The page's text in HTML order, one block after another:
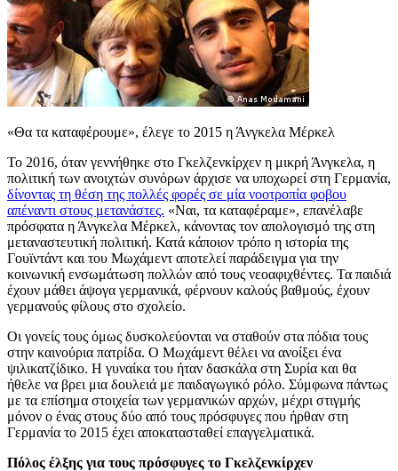
«Θα τα καταφέρουμε», έλεγε το 2015 η Άνγκελα Μέρκελ
Το 2016, όταν γεννήθηκε στο Γκελζενκίρχεν η μικρή Άνγκελα, η
πολιτική των ανοιχτών συνόρων άρχισε να υποχωρεί στη Γερμανία,
δίνοντας τη θέση της πολλές φορές σε μία νοοτροπία φοβου
απέναντι στους μετανάστες. «Ναι, τα καταφέραμε», επανέλαβε
πρόσφατα η Άνγκελα Μέρκελ, κάνοντας τον απολογισμό της στη
μεταναστευτική πολιτική. Κατά κάποιον τρόπο η ιστορία της
Γουϊντάντ και του Μωχάμεντ αποτελεί παράδειγμα για την
κοινωνική ενσωμάτωση πολλών από τους νεοαφιχθέντες. Τα παιδιά
έχουν μάθει άψογα γερμανικά, φέρνουν καλούς βαθμούς, έχουν
γερμανούς φίλους στο σχολείο.
Οι γονείς τους όμως δυσκολεύονται να σταθούν στα πόδια τους
στην καινούρια πατρίδα. Ο Μωχάμεντ θέλει να ανοίξει ένα
ψιλικατζίδικο. Η γυναίκα του ήταν δασκάλα στη Συρία και θα
ήθελε να βρει μια δουλειά με παιδαγωγικό ρόλο. Σύμφωνα πάντως
με τα επίσημα στοιχεία των γερμανικών αρχών, μέχρι στιγμής
μόνον ο ένας στους δύο από τους πρόσφυγες που ήρθαν στη
Γερμανία το 2015 έχει αποκατασταθεί επαγγελματικά.
Πόλος έλξης για τους πρόσφυγες το Γκελζενκίρχεν